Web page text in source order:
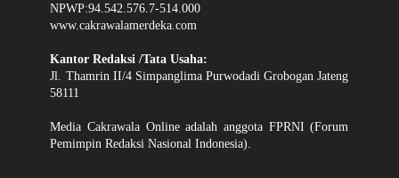
NPWP:94.542.576.7-514.000
www.cakrawalamerdeka.com
Kantor Redaksi /Tata Usaha:
Jl. Thamrin II/4 Simpanglima Purwodadi Grobogan Jateng
58111
Media Cakrawala Online adalah anggota FPRNI (Forum
Pemimpin Redaksi Nasional Indonesia).